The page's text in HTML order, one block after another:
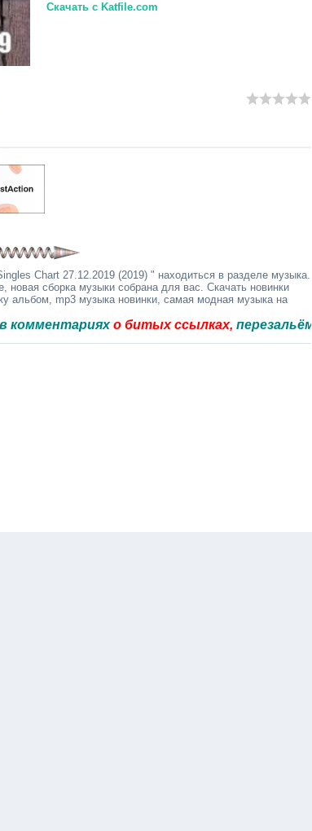
Скачать с Katfile.com
Chart 27.12.2019 (2019) " находиться в разделе музыка.
новая сборка музыки собрана для вас. Скачать новинки
альбом, mp3 музыка новинки, самая модная музыка на
о битых ссылках,перезальём быстро.